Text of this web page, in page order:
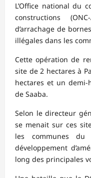
L’Office national du
constructions
d’arrachage de
illégales dans les
Cette opération de
site de 2 hectares à
hectares et un demi-
de Saaba.
Selon le directeur
se menait sur ces
les communes
développement
long des principales